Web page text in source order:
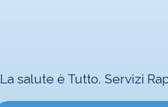
La salute è Tutto. Servizi